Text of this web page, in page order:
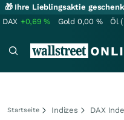
🎁 Ihre Lieblingsaktie
DAX +0,69% Gold 0,00 % Öl
Startseite Indizes DAX